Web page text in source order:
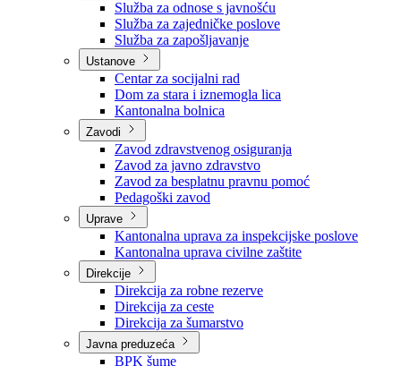
Službe
Služba za odnose s javnošću
Služba za zajedničke poslove
Služba za zapošljavanje
Ustanove
Centar za socijalni rad
Dom za stara i iznemogla lica
Kantonalna bolnica
Zavodi
Zavod zdravstvenog osiguranja
Zavod za javno zdravstvo
Zavod za besplatnu pravnu pomoć
Pedagoški zavod
Uprave
Kantonalna uprava za inspekcijske poslove
Kantonalna uprava civilne zaštite
Direkcije
Direkcija za robne rezerve
Direkcija za ceste